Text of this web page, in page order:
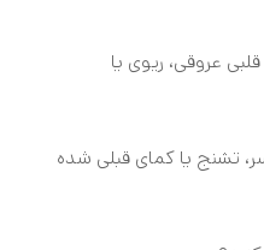
عروقی، ریوی یا
تشنج یا کمای قبلی شده